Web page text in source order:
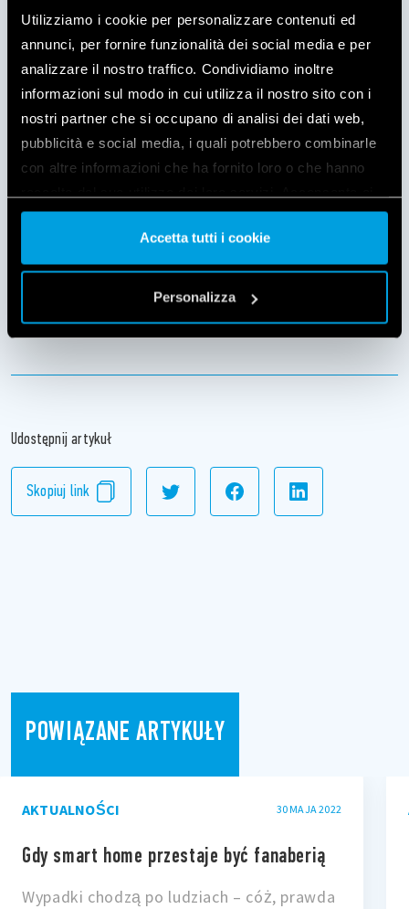
Utilizziamo i cookie per personalizzare contenuti ed
annunci, per fornire funzionalità dei social media e per
analizzare il nostro traffico. Condividiamo inoltre
informazioni sul modo in cui utilizza il nostro sito con i
nostri partner che si occupano di analisi dei dati web,
pubblicità e social media, i quali potrebbero combinarle
con altre informazioni che ha fornito loro o che hanno
nostri cookie se continua ad utilizzare il nostro sito web.
Vai alla Cookie Policy completa
Accetta tutti i cookie
Personalizza
Jeśli Ci się podobało, udostępnij ten artykuł.
Zaobserwuj nas na
Facebookuhttps://www.facebook.com/yeslypolska
Instagramie @yesly_polska, żeby być z nami na
bieżąco.
Maciej Burnus
Udostępnij artykuł
Skopiuj link
POWIĄZANE ARTYKUŁY
AKTUALNOŚCI 30 MAJA 2022
Gdy smart home przestaje być fanaberią
Wypadki chodzą po ludziach – cóż, prawda